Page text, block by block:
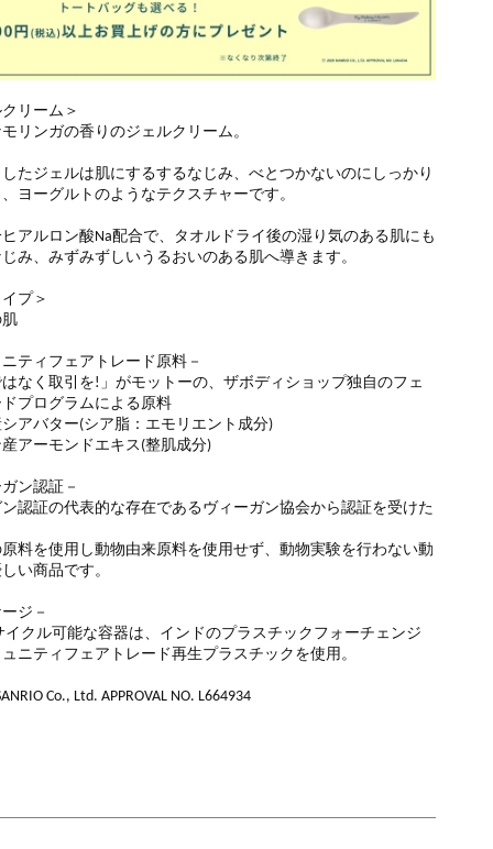
リーム＞
リンガの香りのジェルクリーム。
たジェルは肌にするするなじみ、べとつかないのにしっかり
ヨーグルトのようなテクスチャーです。
アルロン酸Na配合で、タオルドライ後の湿り気のある肌にも
み、みずみずしいうるおいのある肌へ導きます。
プ＞
ティフェアトレード原料－
なく取引を!」がモットーの、ザボディショップ独自のフェ
プログラムによる原料
アバター(シア脂：エモリエント成分)
アーモンドエキス(整肌成分)
ン認証－
認証の代表的な存在であるヴィーガン協会から認証を受けた
料を使用し動物由来原料を使用せず、動物実験を行わない動
い商品です。
ジ－
イクル可能な容器は、インドのプラスチックフォーチェンジ
ニティフェアトレード再生プラスチックを使用。
Co., Ltd. APPROVAL NO. L664934